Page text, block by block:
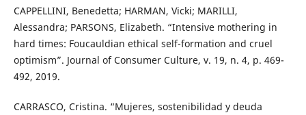
CAPPELLINI, Benedetta; HARMAN, Vicki; MARILLI,
Alessandra; PARSONS, Elizabeth. “Intensive mothering in
hard times: Foucauldian ethical self-formation and cruel
optimism”. Journal of Consumer Culture, v. 19, n. 4, p. 469-
492, 2019.
CARRASCO, Cristina. “Mujeres, sostenibilidad y deuda